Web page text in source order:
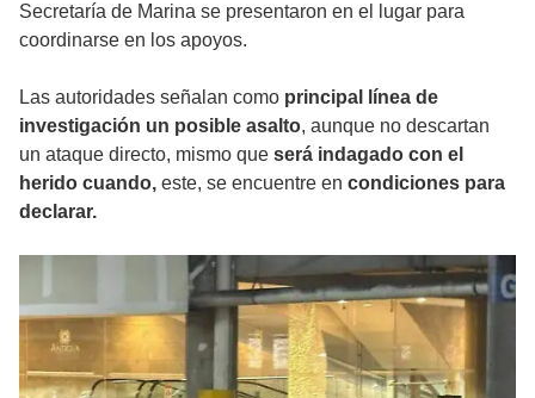
Secretaría de Marina se presentaron en el lugar para
coordinarse en los apoyos.
Las autoridades señalan como principal línea de
investigación un posible asalto, aunque no descartan
un ataque directo, mismo que será indagado con el
herido cuando, este, se encuentre en condiciones para
declarar.